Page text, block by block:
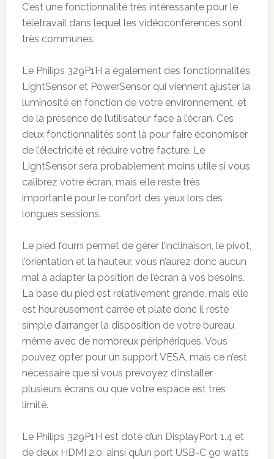
C’est une fonctionnalité très intéressante pour le
télétravail dans lequel les vidéoconférences sont
très communes.
Le Philips 329P1H a également des fonctionnalités
LightSensor et PowerSensor qui viennent ajuster la
luminosité en fonction de votre environnement, et
de la présence de l’utilisateur face à l’écran. Ces
deux fonctionnalités sont là pour faire économiser
de l’électricité et réduire votre facture. Le
LightSensor sera probablement moins utile si vous
calibrez votre écran, mais elle reste très
importante pour le confort des yeux lors des
longues sessions.
Le pied fourni permet de gérer l’inclinaison, le pivot,
l’orientation et la hauteur, vous n’aurez donc aucun
mal à adapter la position de l’écran à vos besoins.
La base du pied est relativement grande, mais elle
est heureusement carrée et plate donc il reste
simple d’arranger la disposition de votre bureau
même avec de nombreux périphériques. Vous
pouvez opter pour un support VESA, mais ce n’est
nécessaire que si vous prévoyez d’installer
plusieurs écrans ou que votre espace est très
limité.
Le Philips 329P1H est doté d’un DisplayPort 1.4 et
de deux HDMI 2.0, ainsi qu’un port USB-C 90 watts